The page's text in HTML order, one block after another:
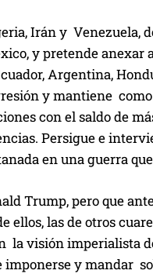
Irán y Venezuela,
y pretende
Argentina,
y mantiene
con el saldo de
Persigue e
en una guerra
Trump, pero que
ellos, las de otros
la visión imperialista
y mandar